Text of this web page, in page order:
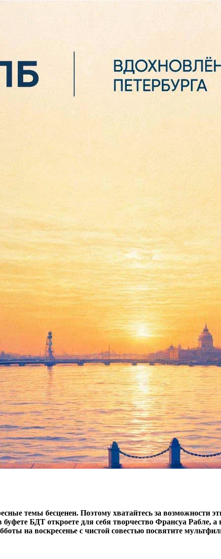
света, выставка
темы бесценен. Поэтому хватайтесь за возможности
БДТ откроете для себя творчество Франсуа Рабле,
на воскресенье с чистой совестью посвятите